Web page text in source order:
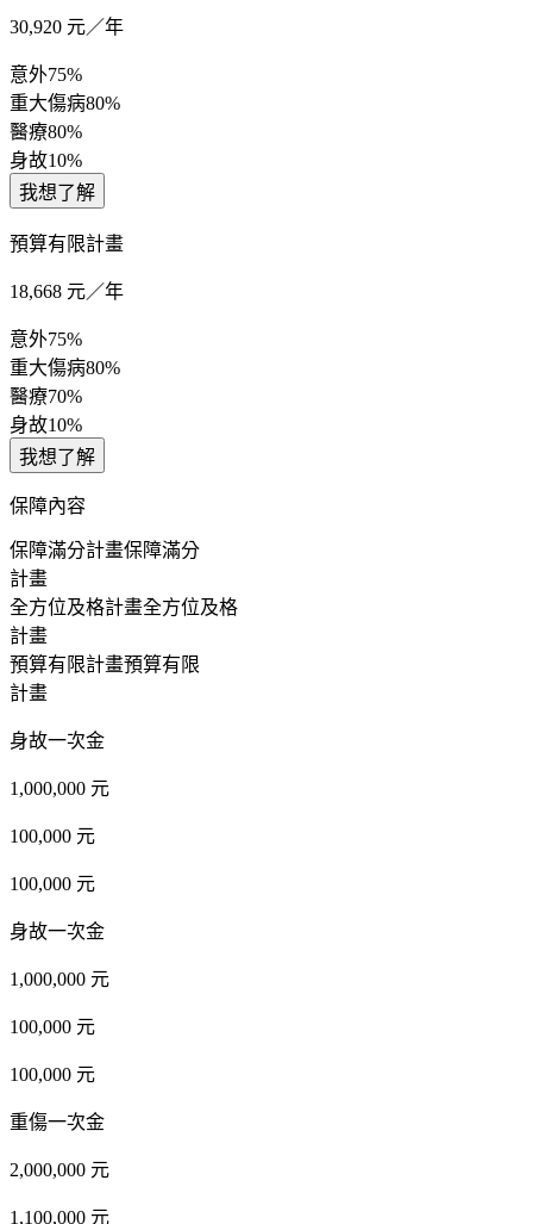
30,920 元／年
意外75%
重大傷病80%
醫療80%
身故10%
我想了解
預算有限計畫
18,668 元／年
意外75%
重大傷病80%
醫療70%
身故10%
我想了解
保障內容
保障滿分計畫保障滿分
計畫
全方位及格計畫全方位及格
計畫
預算有限計畫預算有限
計畫
身故一次金
1,000,000 元
100,000 元
100,000 元
身故一次金
1,000,000 元
100,000 元
100,000 元
重傷一次金
2,000,000 元
1,100,000 元